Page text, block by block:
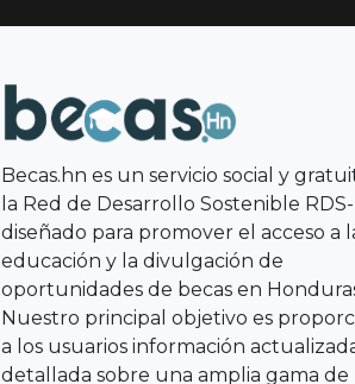
Becas.hn es un servicio social y
la Red de Desarrollo Sostenible
diseñado para promover el acceso a
educación y la divulgación de
oportunidades de becas en
Nuestro principal objetivo es
a los usuarios información
detallada sobre una amplia gama de